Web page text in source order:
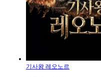
기사왕 레오노르